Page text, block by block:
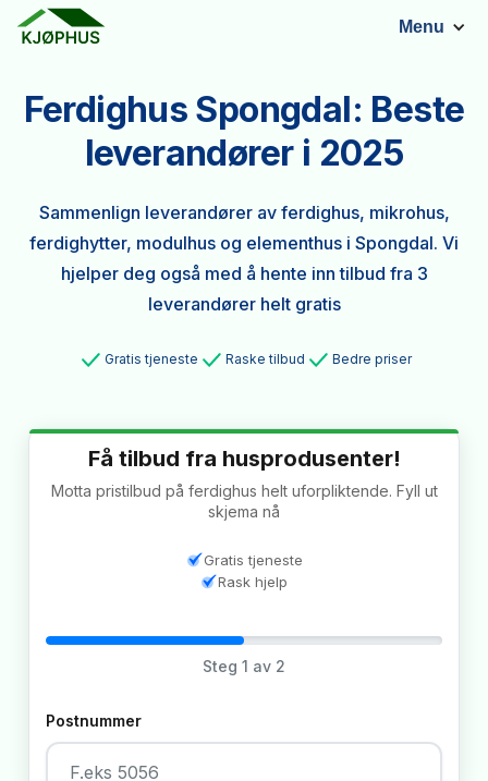
Menu
Ferdighus Spongdal: Beste
leverandører i 2025
Sammenlign leverandører av ferdighus, mikrohus,
ferdighytter, modulhus og elementhus i Spongdal. Vi
hjelper deg også med å hente inn tilbud fra 3
leverandører helt gratis
Gratis tjeneste Raske tilbud Bedre priser
Få tilbud fra husprodusenter!
Motta pristilbud på ferdighus helt uforpliktende. Fyll ut
skjema nå
Gratis tjeneste
Rask hjelp
Steg 1 av 2
Postnummer